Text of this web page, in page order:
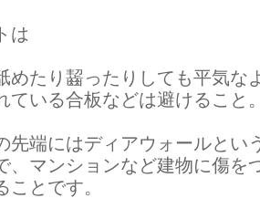
は
めたり齧ったりしても平気な
ている合板などは避けること
先端にはディアウォールとい
、マンションなど建物に傷を
ことです。